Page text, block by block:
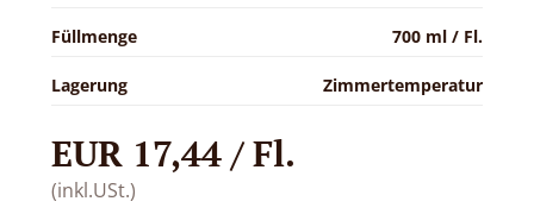
Füllmenge 700 ml / Fl.
Lagerung Zimmertemperatur
EUR 17,44 / Fl.
(inkl.USt.)